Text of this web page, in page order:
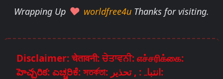
Wrapping Up worldfree4u Thanks for visiting.
Disclaimer: चेतावनी: ਚੇਤਾਵਨੀ: எச்சரிக்கை:
హెచ్చరిక: ಎಚ್ಚರಿಕೆ: সতর্কতা: انتباہ: , تحذير: